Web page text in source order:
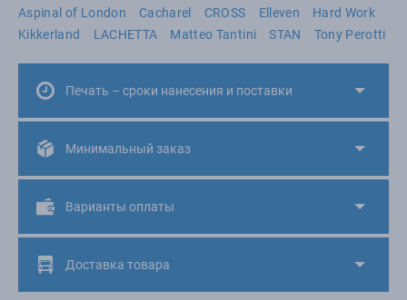
Aspinal of London
Cacharel CROSS Elleven
Hard Work
Kikkerland
LACHETTA Matteo Tantini STAN Tony Perotti
Печать – сроки нанесения и поставки
Минимальный заказ
Варианты оплаты
Доставка товара